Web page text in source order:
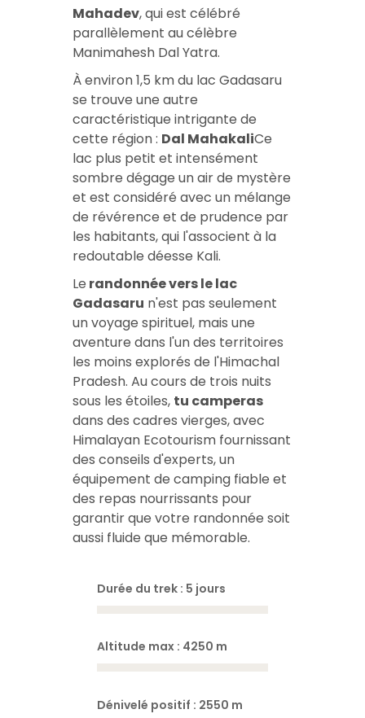
Mahadev, qui est célébré
parallèlement au célèbre
Manimahesh Dal Yatra.
À environ 1,5 km du lac Gadasaru
se trouve une autre
caractéristique intrigante de
cette région : Dal MahakaliCe
lac plus petit et intensément
sombre dégage un air de mystère
et est considéré avec un mélange
de révérence et de prudence par
les habitants, qui l'associent à la
redoutable déesse Kali.
Le randonnée vers le lac
Gadasaru n'est pas seulement
un voyage spirituel, mais une
aventure dans l'un des territoires
les moins explorés de l'Himachal
Pradesh. Au cours de trois nuits
sous les étoiles, tu camperas
dans des cadres vierges, avec
Himalayan Ecotourism fournissant
des conseils d'experts, un
équipement de camping fiable et
des repas nourrissants pour
garantir que votre randonnée soit
aussi fluide que mémorable.
Durée du trek : 5 jours
Altitude max : 4250 m
Dénivelé positif : 2550 m